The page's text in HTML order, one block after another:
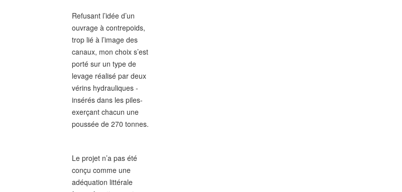
Refusant l’idée d’un
ouvrage à contrepoids,
trop lié à l’image des
canaux, mon choix s’est
porté sur un type de
levage réalisé par deux
vérins hydrauliques -
insérés dans les piles-
exerçant chacun une
poussée de 270 tonnes.
Le projet n’a pas été
conçu comme une
adéquation littérale